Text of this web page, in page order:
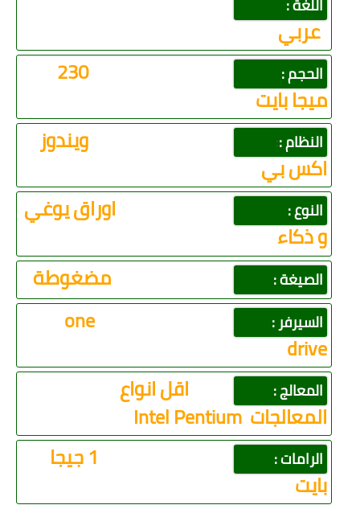
اللغة :
عربي
الحجم : 230
ميجا بايت
النظام :: ويندوز
اكس بي
النوع : اوراق يوغي
و ذكاء
الصيغة : مضغوطة
السيرفر : one
drive
المعالج : اقل انواع
المعالجاتIntel Pentium
الرامات : 1 جيجا
بايت